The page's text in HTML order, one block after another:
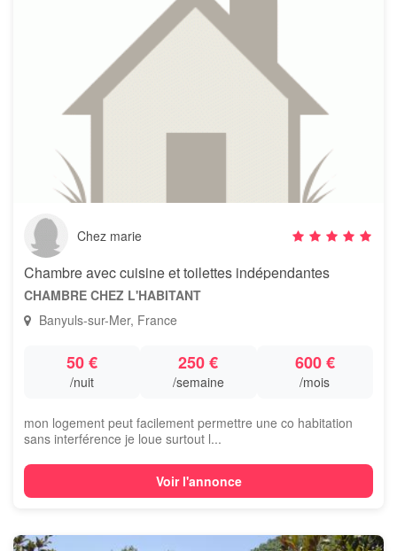
Chez marie
Chambre avec cuisine et toilettes indépendantes
CHAMBRE CHEZ L'HABITANT
Banyuls-sur-Mer, France
50 €
/nuit
250 €
/semaine
600 €
/mois
mon logement peut facilement permettre une co habitation
sans interférence je loue surtout l...
Voir l'annonce